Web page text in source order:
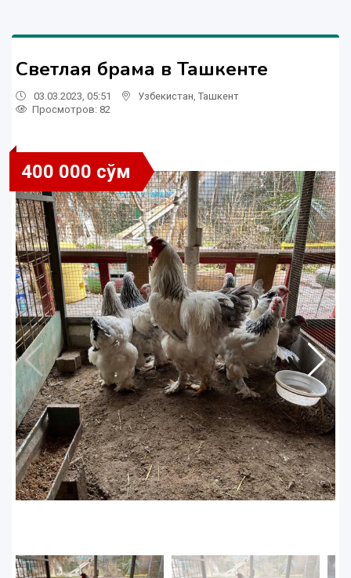
Светлая брама в Ташкенте
03.03.2023, 05:51 Узбекистан Ташкент
Просмотров: 82
400 000 сўм